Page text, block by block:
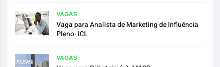
VAGAS
Vaga para Analista de Marketing de Influência
Pleno- ICL
VAGAS